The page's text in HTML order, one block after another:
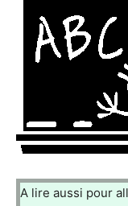
A lire aussi pour